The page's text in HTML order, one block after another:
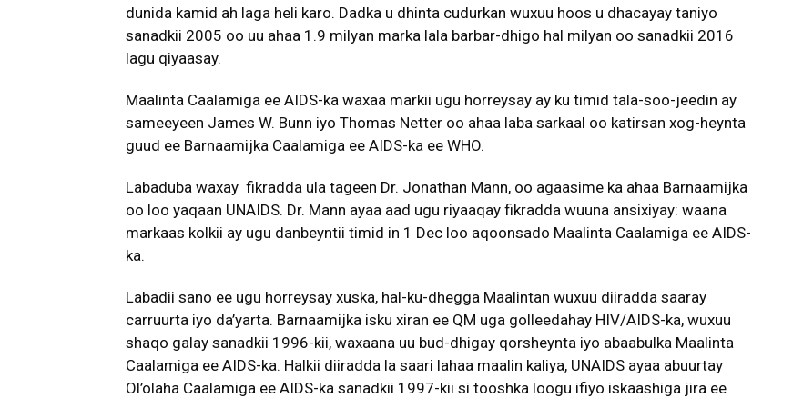
dunida kamid ah laga heli karo. Dadka u dhinta cudurkan wuxuu hoos u dhacayay taniyo
sanadkii 2005 oo uu ahaa 1.9 milyan marka lala barbar-dhigo hal milyan oo sanadkii 2016
lagu qiyaasay.
Maalinta Caalamiga ee AIDS-ka waxaa markii ugu horreysay ay ku timid tala-soo-jeedin ay
sameeyeen James W. Bunn iyo Thomas Netter oo ahaa laba sarkaal oo katirsan xog-heynta
guud ee Barnaamijka Caalamiga ee AIDS-ka ee WHO.
Labaduba waxay fikradda ula tageen Dr. Jonathan Mann, oo agaasime ka ahaa Barnaamijka
oo loo yaqaan UNAIDS. Dr. Mann ayaa aad ugu riyaaqay fikradda wuuna ansixiyay: waana
markaas kolkii ay ugu danbeyntii timid in 1 Dec loo aqoonsado Maalinta Caalamiga ee AIDS-
ka.
Labadii sano ee ugu horreysay xuska, hal-ku-dhegga Maalintan wuxuu diiradda saaray
carruurta iyo da’yarta. Barnaamijka isku xiran ee QM uga golleedahay HIV/AIDS-ka, wuxuu
shaqo galay sanadkii 1996-kii, waxaana uu bud-dhigay qorsheynta iyo abaabulka Maalinta
Caalamiga ee AIDS-ka. Halkii diiradda la saari lahaa maalin kaliya, UNAIDS ayaa abuurtay
Ol’olaha Caalamiga ee AIDS-ka sanadkii 1997-kii si tooshka loogu ifiyo iskaashiga jira ee